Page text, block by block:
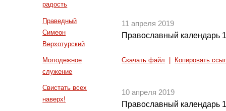
радость
Праведный
Симеон
Верхотурский
Молодежное
служение
Свистать всех
наверх!
11 апреля 2019
Православный календарь
Скачать файл Копировать
10 апреля 2019
Православный календарь